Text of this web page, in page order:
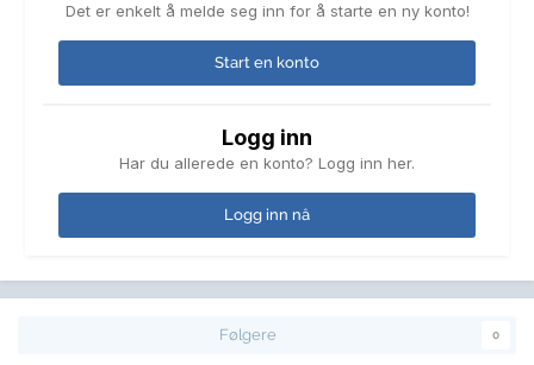
Det er enkelt å melde seg inn for å starte en ny konto!
Start en konto
Logg inn
Har du allerede en konto? Logg inn her.
Logg inn nå
Følgere 0